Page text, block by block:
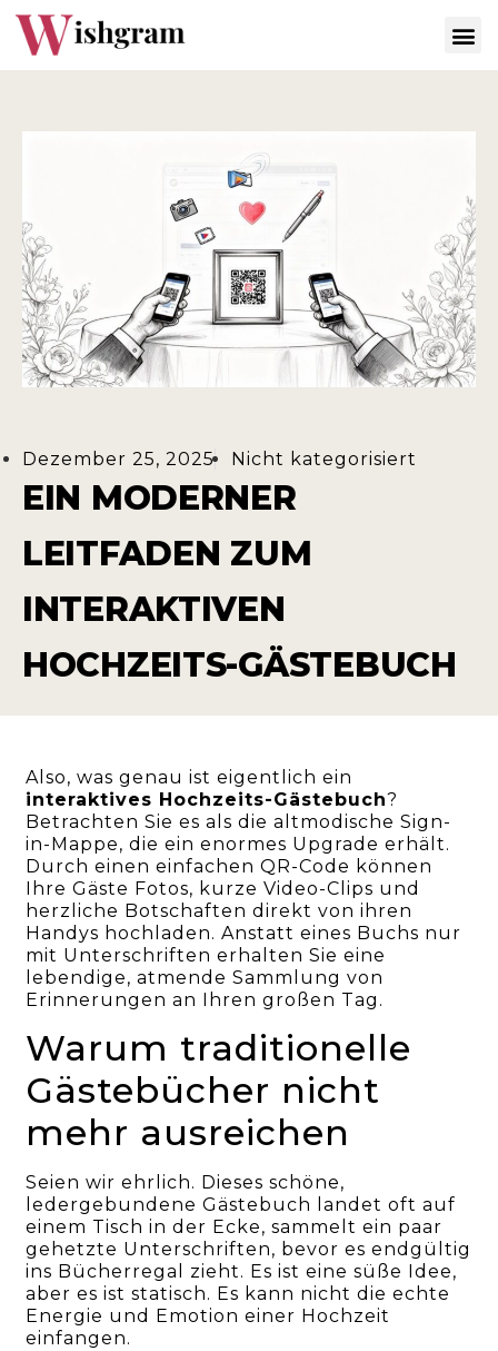
Dezember 25, 2025 Nicht kategorisiert
EIN MODERNER
LEITFADEN ZUM
INTERAKTIVEN
HOCHZEITS-GÄSTEBUCH
Also, was genau ist eigentlich ein
interaktives Hochzeits-Gästebuch?
Betrachten Sie es als die altmodische Sign-
in-Mappe, die ein enormes Upgrade erhält.
Durch einen einfachen QR-Code können
Ihre Gäste Fotos, kurze Video-Clips und
herzliche Botschaften direkt von ihren
Handys hochladen. Anstatt eines Buchs nur
mit Unterschriften erhalten Sie eine
lebendige, atmende Sammlung von
Erinnerungen an Ihren großen Tag.
Warum traditionelle
Gästebücher nicht
mehr ausreichen
Seien wir ehrlich. Dieses schöne,
ledergebundene Gästebuch landet oft auf
einem Tisch in der Ecke, sammelt ein paar
gehetzte Unterschriften, bevor es endgültig
ins Bücherregal zieht. Es ist eine süße Idee,
aber es ist statisch. Es kann nicht die echte
Energie und Emotion einer Hochzeit
einfangen.